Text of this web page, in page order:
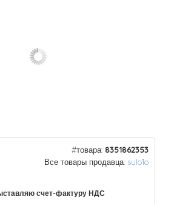
#товара: 8351862353
Все товары продавца: sulo1o
счет-фактуру НДС